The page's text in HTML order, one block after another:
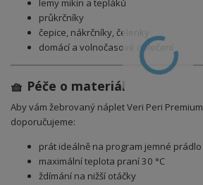
lemy mikin a tepláků
průkrčníky
čepice, nákrčníky, čelenky
domácí a volnočasové oblečení
🧺 Péče o materiál
Aby vám žebrovaný náplet Veri Peri Premium
doporučujeme:
prát ideálně na program jemné prádlo
maximální teplota praní 30 °C
ždímání na nižší otáčky